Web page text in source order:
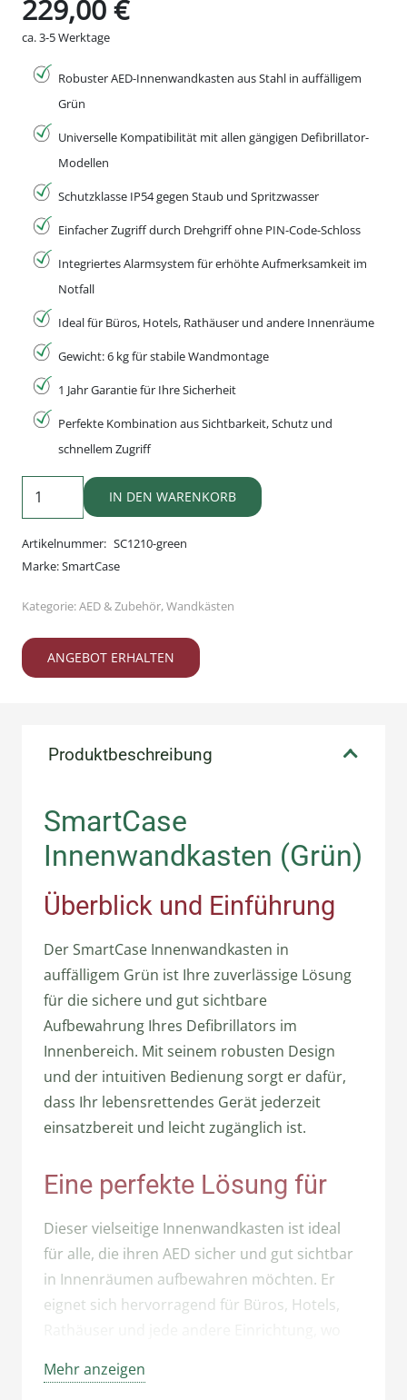
229,00€
ca. 3-5 Werktage
Robuster AED-Innenwandkasten aus Stahl in auffälligem
Grün
Universelle Kompatibilität mit allen gängigen Defibrillator-
Modellen
Schutzklasse IP54 gegen Staub und Spritzwasser
Einfacher Zugriff durch Drehgriff ohne PIN-Code-Schloss
Integriertes Alarmsystem für erhöhte Aufmerksamkeit im
Notfall
Ideal für Büros, Hotels, Rathäuser und andere Innenräume
Gewicht: 6 kg für stabile Wandmontage
1 Jahr Garantie für Ihre Sicherheit
Perfekte Kombination aus Sichtbarkeit, Schutz und
schnellem Zugriff
SmartCase
Innenwandkasten
(Grün)
Menge
IN DEN WARENKORB
Artikelnummer: SC1210-green
Marke:SmartCase
Kategorie:AED & Zubehör,Wandkästen
ANGEBOT ERHALTEN
Produktbeschreibung
SmartCase
Innenwandkasten (Grün)
Überblick und Einführung
Der SmartCase Innenwandkasten in
auffälligem Grün ist Ihre zuverlässige Lösung
für die sichere und gut sichtbare
Aufbewahrung Ihres Defibrillators im
Innenbereich. Mit seinem robusten Design
und der intuitiven Bedienung sorgt er dafür,
dass Ihr lebensrettendes Gerät jederzeit
einsatzbereit und leicht zugänglich ist.
Eine perfekte Lösung für
Dieser vielseitige Innenwandkasten ist ideal
für alle, die ihren AED sicher und gut sichtbar
in Innenräumen aufbewahren möchten. Er
eignet sich hervorragend für Büros, Hotels,
kann.
Mehr anzeigen